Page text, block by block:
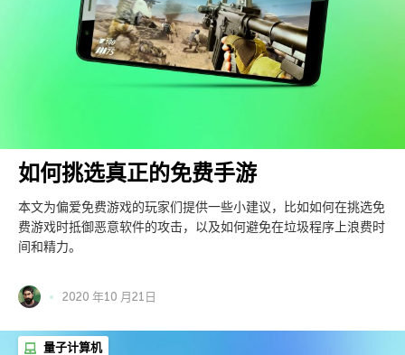
如何挑选真正的免费手游
本文为偏爱免费游戏的玩家们提供一些小建议，比如如何在挑选免
费游戏时抵御恶意软件的攻击，以及如何避免在垃圾程序上浪费时
间和精力。
2020 年10 月21日
量子计算机